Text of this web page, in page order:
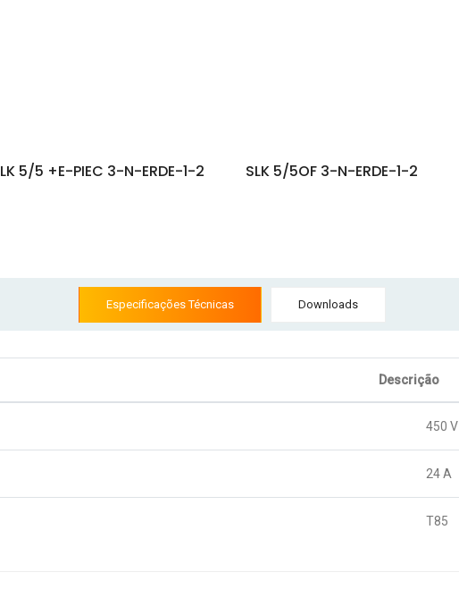
5/5 +E-PIEC 3-N-ERDE-1-2 SLK 5/5OF 3-N-ERDE-1-2
Especificações Técnicas Downloads
Descrição
450 V
24 A
T85